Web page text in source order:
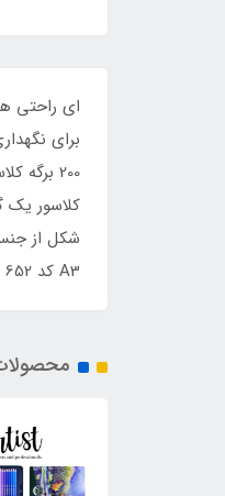
200
کلاسور یک
A3 کد A3 – 652 به همراه 24 عدد پوشه کیسه ای سایز A3 و در چهار رنگ طوسی تیره، آبی، مشکی و سرمه ای تولید و عرضه می شود.